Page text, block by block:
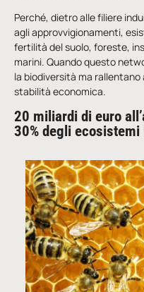
Perché, dietro alle filiere
agli approvvigionamenti,
fertilità del suolo, foreste,
marini. Quando questo
la biodiversità ma
stabilità economica.
20 miliardi di euro
30% degli ecosistemi